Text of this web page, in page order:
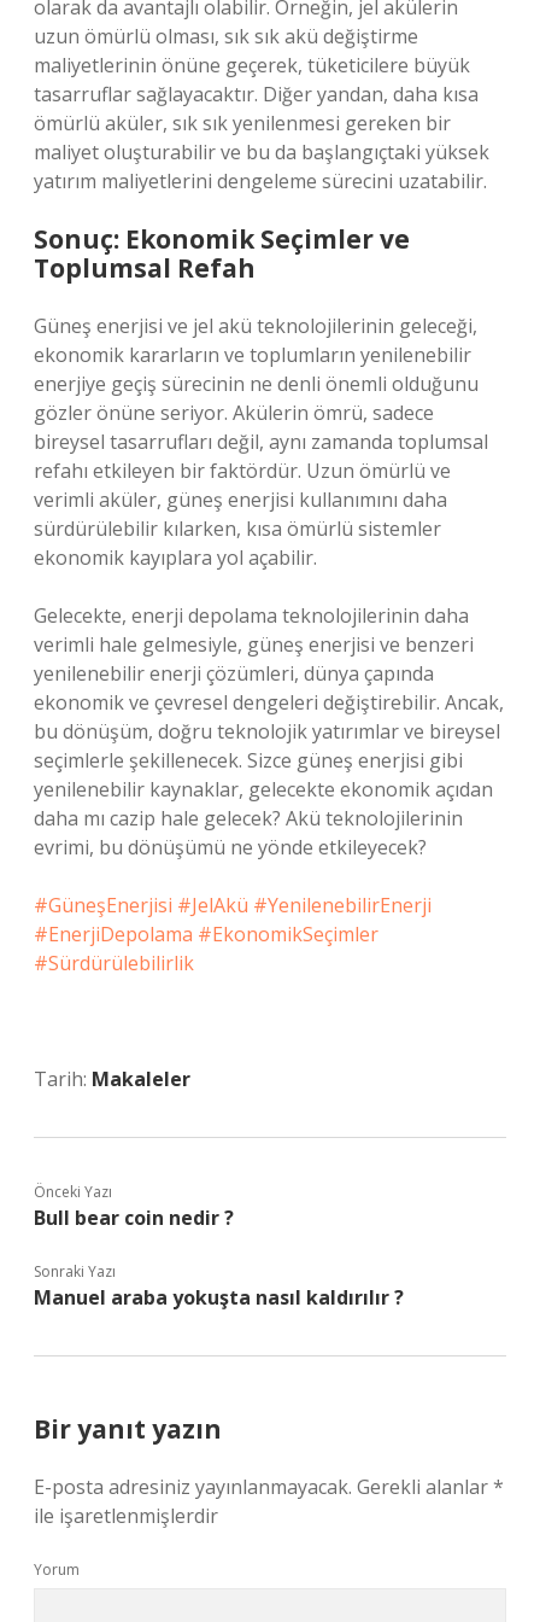
olarak da avantajlı olabilir. Örneğin, jel akülerin
uzun ömürlü olması, sık sık akü değiştirme
maliyetlerinin önüne geçerek, tüketicilere büyük
tasarruflar sağlayacaktır. Diğer yandan, daha kısa
ömürlü aküler, sık sık yenilenmesi gereken bir
maliyet oluşturabilir ve bu da başlangıçtaki yüksek
yatırım maliyetlerini dengeleme sürecini uzatabilir.
Sonuç: Ekonomik Seçimler ve
Toplumsal Refah
Güneş enerjisi ve jel akü teknolojilerinin geleceği,
ekonomik kararların ve toplumların yenilenebilir
enerjiye geçiş sürecinin ne denli önemli olduğunu
gözler önüne seriyor. Akülerin ömrü, sadece
bireysel tasarrufları değil, aynı zamanda toplumsal
refahı etkileyen bir faktördür. Uzun ömürlü ve
verimli aküler, güneş enerjisi kullanımını daha
sürdürülebilir kılarken, kısa ömürlü sistemler
ekonomik kayıplara yol açabilir.
Gelecekte, enerji depolama teknolojilerinin daha
verimli hale gelmesiyle, güneş enerjisi ve benzeri
yenilenebilir enerji çözümleri, dünya çapında
ekonomik ve çevresel dengeleri değiştirebilir. Ancak,
bu dönüşüm, doğru teknolojik yatırımlar ve bireysel
seçimlerle şekillenecek. Sizce güneş enerjisi gibi
yenilenebilir kaynaklar, gelecekte ekonomik açıdan
daha mı cazip hale gelecek? Akü teknolojilerinin
evrimi, bu dönüşümü ne yönde etkileyecek?
#GüneşEnerjisi #JelAkü #YenilenebilirEnerji
#EnerjiDepolama #EkonomikSeçimler
#Sürdürülebilirlik
Tarih: Makaleler
Önceki Yazı
Bull bear coin nedir ?
Sonraki Yazı
Manuel araba yokuşta nasıl kaldırılır ?
Bir yanıt yazın
E-posta adresiniz yayınlanmayacak. Gerekli alanlar*
ile işaretlenmişlerdir
Yorum